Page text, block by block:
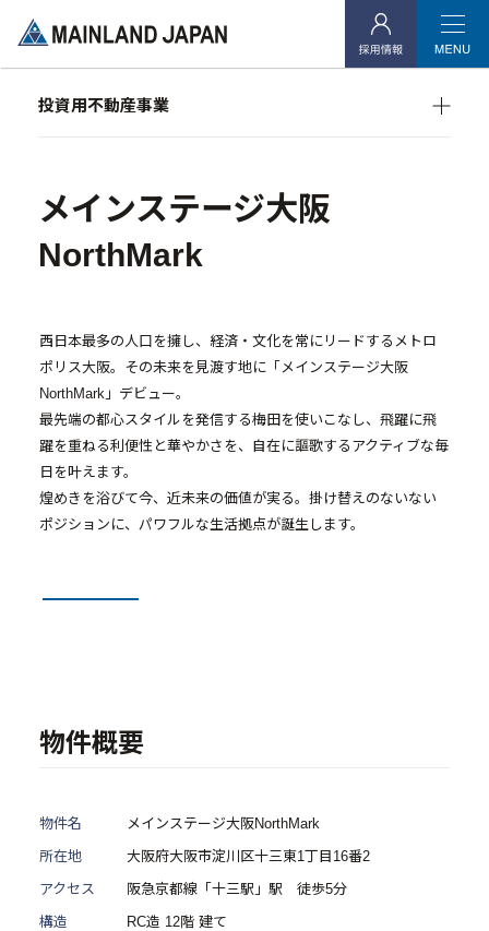
企業情報
- 企業理念
- アクセス
- 社会貢献活動
- メインランドグループの強み
- オーナーズデータ
- メインステージシリーズ
- リノベーション物件お問い合わせ
採用情報
- 新卒採用
投資用不動産事業
メインステージシリーズ
メインステージ大阪
NorthMark
西日本最多の人口を擁し、経済・文化を常にリードするメトロ
ポリス大阪。その未来を見渡す地に「メインステージ大阪
NorthMark」デビュー。
最先端の都心スタイルを発信する梅田を使いこなし、飛躍に飛
躍を重ねる利便性と華やかさを、自在に謳歌するアクティブな毎
日を叶えます。
煌めきを浴びて今、近未来の価値が実る。掛け替えのないない
ポジションに、パワフルな生活拠点が誕生します。
物件概要
物件名
メインステージ大阪NorthMark
所在地
大阪府大阪市淀川区十三東1丁目16番2
アクセス
阪急京都線「十三駅」駅 徒歩5分
構造
RC造 12階 建て